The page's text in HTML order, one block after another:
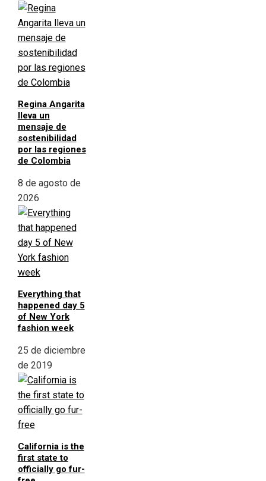
Regina Angarita
lleva un
mensaje de
sostenibilidad
por las regiones
de Colombia
8 de agosto de
2026
Everything that
happened day 5
of New York
fashion week
25 de diciembre
de 2019
California is the
first state to
officially go fur-